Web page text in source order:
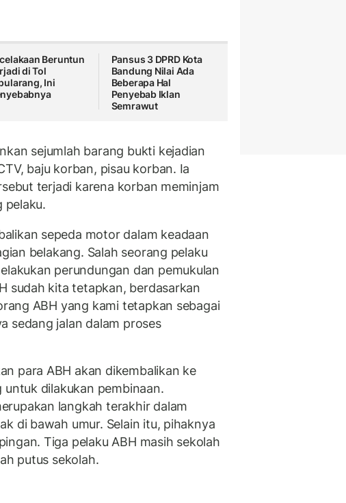
Beruntun
di Tol
Ini
Pansus 3 DPRD Kota
Bandung Nilai Ada
Beberapa Hal
Penyebab Iklan
Semrawut
sejumlah barang bukti kejadian
baju korban, pisau korban. Ia
terjadi karena korban meminjam
pelaku.
sepeda motor dalam keadaan
belakang. Salah seorang pelaku
perundungan dan pemukulan
sudah kita tetapkan, berdasarkan
ABH yang kami tetapkan sebagai
sedang jalan dalam proses
para ABH akan dikembalikan ke
dilakukan pembinaan.
langkah terakhir dalam
di bawah umur. Selain itu, pihaknya
Tiga pelaku ABH masih sekolah
putus sekolah.